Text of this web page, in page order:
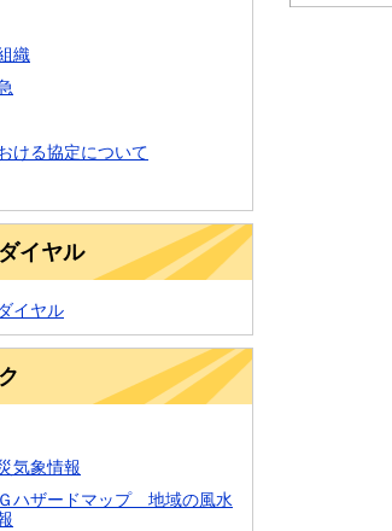
織
ける協定について
イヤル
イヤル
気象情報
ハザードマップ 地域の風水